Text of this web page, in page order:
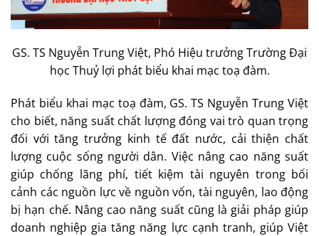
GS. TS Nguyễn Trung Việt, Phó Hiệu trưởng Trường Đại
học Thuỷ lợi phát biểu khai mạc toạ đàm.
Phát biểu khai mạc toạ đàm, GS. TS Nguyễn Trung Việt
cho biết, năng suất chất lượng đóng vai trò quan trọng
đối với tăng trưởng kinh tế đất nước, cải thiện chất
lượng cuộc sống người dân. Việc nâng cao năng suất
giúp chống lãng phí, tiết kiệm tài nguyên trong bối
cảnh các nguồn lực về nguồn vốn, tài nguyên, lao động
bị hạn chế. Nâng cao năng suất cũng là giải pháp giúp
doanh nghiệp gia tăng năng lực cạnh tranh, giúp Việt